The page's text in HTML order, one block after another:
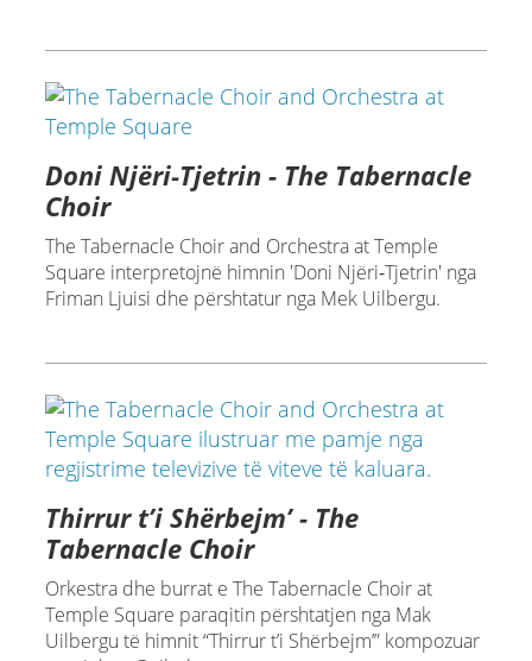
Doni Njëri‑Tjetrin - The Tabernacle
Choir
The Tabernacle Choir and Orchestra at Temple
Square interpretojnë himnin 'Doni Njëri‑Tjetrin' nga
Friman Ljuisi dhe përshtatur nga Mek Uilbergu.
Thirrur t’i Shërbejm’ - The
Tabernacle Choir
Orkestra dhe burrat e The Tabernacle Choir at
Temple Square paraqitin përshtatjen nga Mak
Uilbergu të himnit “Thirrur t’i Shërbejm’” kompozuar